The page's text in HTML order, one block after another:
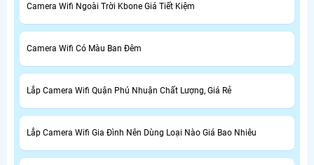
Camera Wifi Ngoài Trời Kbone Giá Tiết Kiệm
Camera Wifi Có Màu Ban Đêm
Lắp Camera Wifi Quận Phú Nhuận Chất Lượng, Giá Rẻ
Lắp Camera Wifi Gia Đình Nên Dùng Loại Nào Giá Bao Nhiêu